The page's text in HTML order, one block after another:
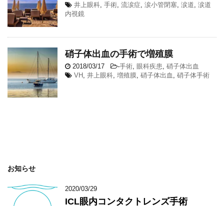
井上眼科 手術 流涙症 涙小管閉塞 涙道 涙道
内視鏡
硝子体出血の手術で増殖膜
2018/03/17 -手術 眼科疾患 硝子体出血
VH
井上眼科 増殖膜 硝子体出血 硝子体手術
お知らせ
2020/03/29
ICL眼内コンタクトレンズ手術